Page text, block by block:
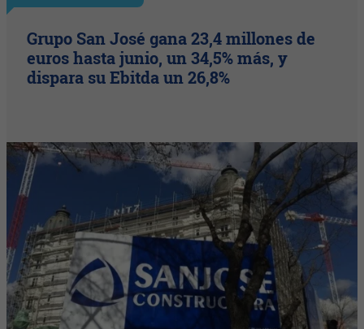
Grupo San José gana 23,4 millones de
euros hasta junio, un 34,5% más, y
dispara su Ebitda un 26,8%